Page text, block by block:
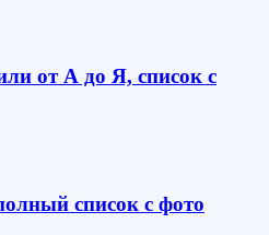
от А до Я, список с
список с фото